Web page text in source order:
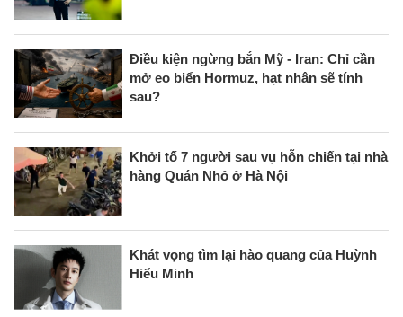
Điều kiện ngừng bắn Mỹ - Iran: Chỉ cần
mở eo biển Hormuz, hạt nhân sẽ tính
sau?
Khởi tố 7 người sau vụ hỗn chiến tại nhà
hàng Quán Nhỏ ở Hà Nội
Khát vọng tìm lại hào quang của Huỳnh
Hiểu Minh